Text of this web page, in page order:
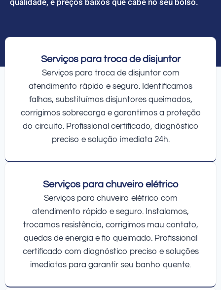
Serviços para troca de disjuntor
Serviços para troca de disjuntor com
atendimento rápido e seguro. Identificamos
falhas, substituímos disjuntores queimados,
corrigimos sobrecarga e garantimos a proteção
do circuito. Profissional certificado, diagnóstico
preciso e solução imediata 24h.
Serviços para chuveiro elétrico
Serviços para chuveiro elétrico com
atendimento rápido e seguro. Instalamos,
trocamos resistência, corrigimos mau contato,
quedas de energia e fio queimado. Profissional
certificado com diagnóstico preciso e soluções
imediatas para garantir seu banho quente.